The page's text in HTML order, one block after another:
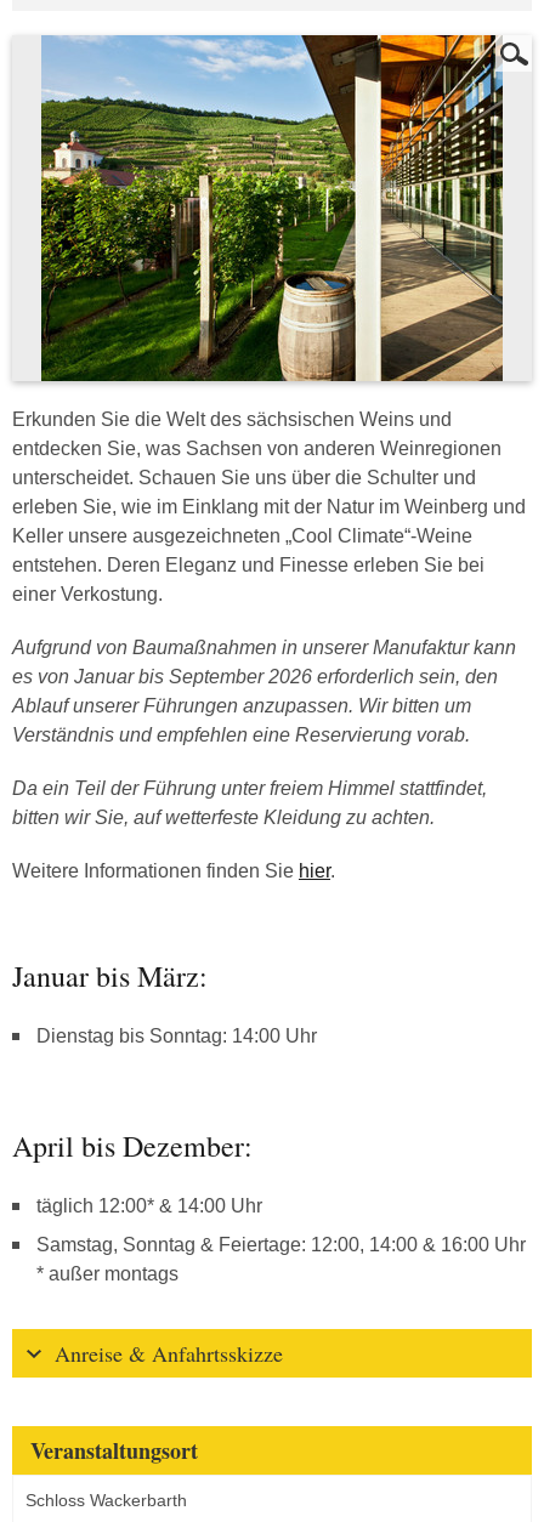
Erkunden Sie die Welt des sächsischen Weins und
entdecken Sie, was Sachsen von anderen Weinregionen
unterscheidet. Schauen Sie uns über die Schulter und
erleben Sie, wie im Einklang mit der Natur im Weinberg und
Keller unsere ausgezeichneten „Cool Climate“-Weine
entstehen. Deren Eleganz und Finesse erleben Sie bei
einer Verkostung.
Aufgrund von Baumaßnahmen in unserer Manufaktur kann
es von Januar bis September 2026 erforderlich sein, den
Ablauf unserer Führungen anzupassen. Wir bitten um
Verständnis und empfehlen eine Reservierung vorab.
Da ein Teil der Führung unter freiem Himmel stattfindet,
bitten wir Sie, auf wetterfeste Kleidung zu achten.
Weitere Informationen finden Sie hier.
Januar bis März:
Dienstag bis Sonntag: 14:00 Uhr
April bis Dezember:
täglich 12:00* & 14:00 Uhr
Samstag, Sonntag & Feiertage: 12:00, 14:00 & 16:00 Uhr
* außer montags
Anreise & Anfahrtsskizze
Veranstaltungsort
Schloss Wackerbarth